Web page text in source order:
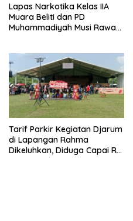
Lapas Narkotika Kelas IIA
Muara Beliti dan PD
Muhammadiyah Musi Rawas
Tarif Parkir Kegiatan Djarum
di Lapangan Rahma
Dikeluhkan, Diduga Capai Rp